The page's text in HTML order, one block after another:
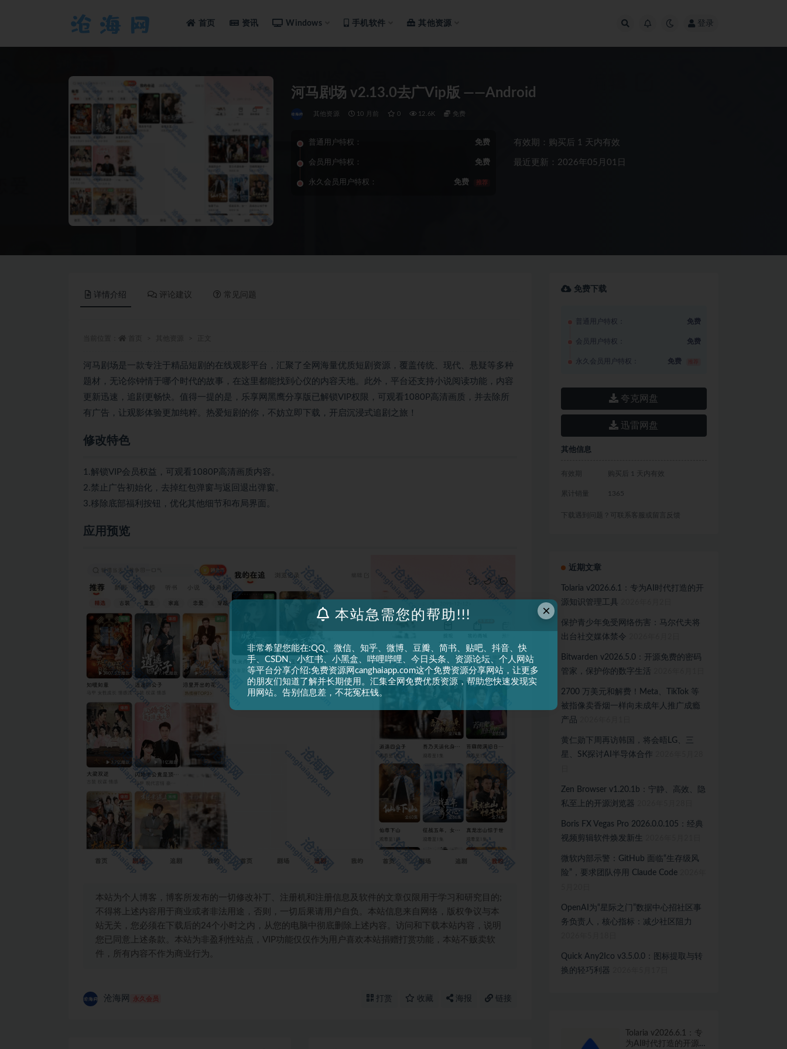
首页 资讯 Windows 手机软件 其他资源 登录
河马剧场 v2.13.0去广Vip版 ——Android
其他资源 10 月前 0 12.6K 免费
普通用户特权： 免费
会员用户特权： 免费
永久会员用户特权： 免费 推荐
有效期：购买后 1 天内有效
最近更新：2026年05月01日
详情介绍 评论建议 常见问题
河马剧场是一款专注于精品短剧的在线观影平台，汇聚了全网海量优质短剧资源，覆盖传统、现代、悬疑等多种
题材，无论你钟情于哪个时代的故事，在这里都能找到心仪的内容天地。此外，平台还支持小说阅读功能，内容
更新迅速，追剧更畅快。值得一提的是，乐享网黑鹰分享版已解锁VIP权限，可观看1080P高清画质，并去除所
有广告，让观影体验更加纯粹。热爱短剧的你，不妨立即下载，开启沉浸式追剧之旅！
修改特色
1.解锁VIP会员权益，可观看1080P高清画质内容。
2.禁止广告初始化，去掉红包弹窗与返回退出弹窗。
3.移除底部福利按钮，优化其他细节和布局界面。
应用预览
本站为个人博客，博客所发布的一切修改补丁、注册机和注册信息及软件的文章仅限用于学习和研究目的;
不得将上述内容用于商业或者非法用途，否则，一切后果请用户自负。本站信息来自网络，版权争议与本
站无关，您必须在下载后的24个小时之内，从您的电脑中彻底删除上述内容。访问和下载本站内容，说明
您已同意上述条款。本站为非盈利性站点，VIP功能仅仅作为用户喜欢本站捐赠打赏功能，本站不贩卖软
件，所有内容不作为商业行为。
沧海网 永久会员 打赏 收藏 海报 链接
免费下载
普通用户特权： 免费
会员用户特权： 免费
永久会员用户特权： 免费
夸克网盘
迅雷网盘
其他信息
有效期 购买后 1 天内有效
累计销量 1365
下载遇到问题？可联系客服或留言反馈
近期文章
Tolaria v2026.6.1：专为AI时代打造的开
源知识管理工具
保护青少年免受网络伤害：马尔代夫将
出台社交媒体禁令
Bitwarden v2026.5.0：开源免费的密码
管家，保护你的数字生活
2700 万美元和解费！Meta、TikTok 等
被指像卖香烟一样向未成年人推广成瘾
产品
黄仁勋下周再访韩国，将会晤LG、三
星、SK探讨AI半导体合作
Zen Browser v1.20.1b：宁静、高效、隐
私至上的开源浏览器
Boris FX Vegas Pro 2026.0.0.105：经典
视频剪辑软件焕发新生
微软内部示警：GitHub 面临“生存级风
险”，要求团队停用 Claude Code
OpenAI为“星际之门”数据中心招社区事
务负责人，核心指标：减少社区阻力
Quick Any2Ico v3.5.0.0：图标提取与转
换的轻巧利器
Tolaria v2026.6.1：专
为AI时代打造的开源
×
本站急需您的帮助!!!
非常希望您能在:QQ、微信、知乎、微博、豆瓣、简书、贴吧、抖音、快
手、CSDN、小红书、小黑盒、哔哩哔哩、今日头条、资源论坛、个人网站
等平台分享介绍:免费资源网canghaiapp.com这个免费资源分享网站，让更多
的朋友们知道了解并长期使用。汇集全网免费优质资源，帮助您快速发现实
用网站。告别信息差，不花冤枉钱。